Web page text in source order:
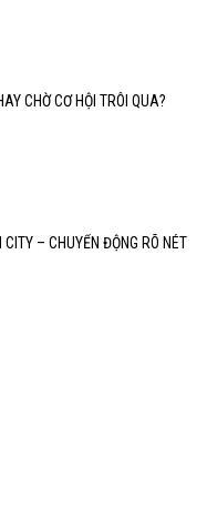
CHỜ CƠ HỘI TRÔI QUA?
CITY – CHUYỂN ĐỘNG RÕ NÉT